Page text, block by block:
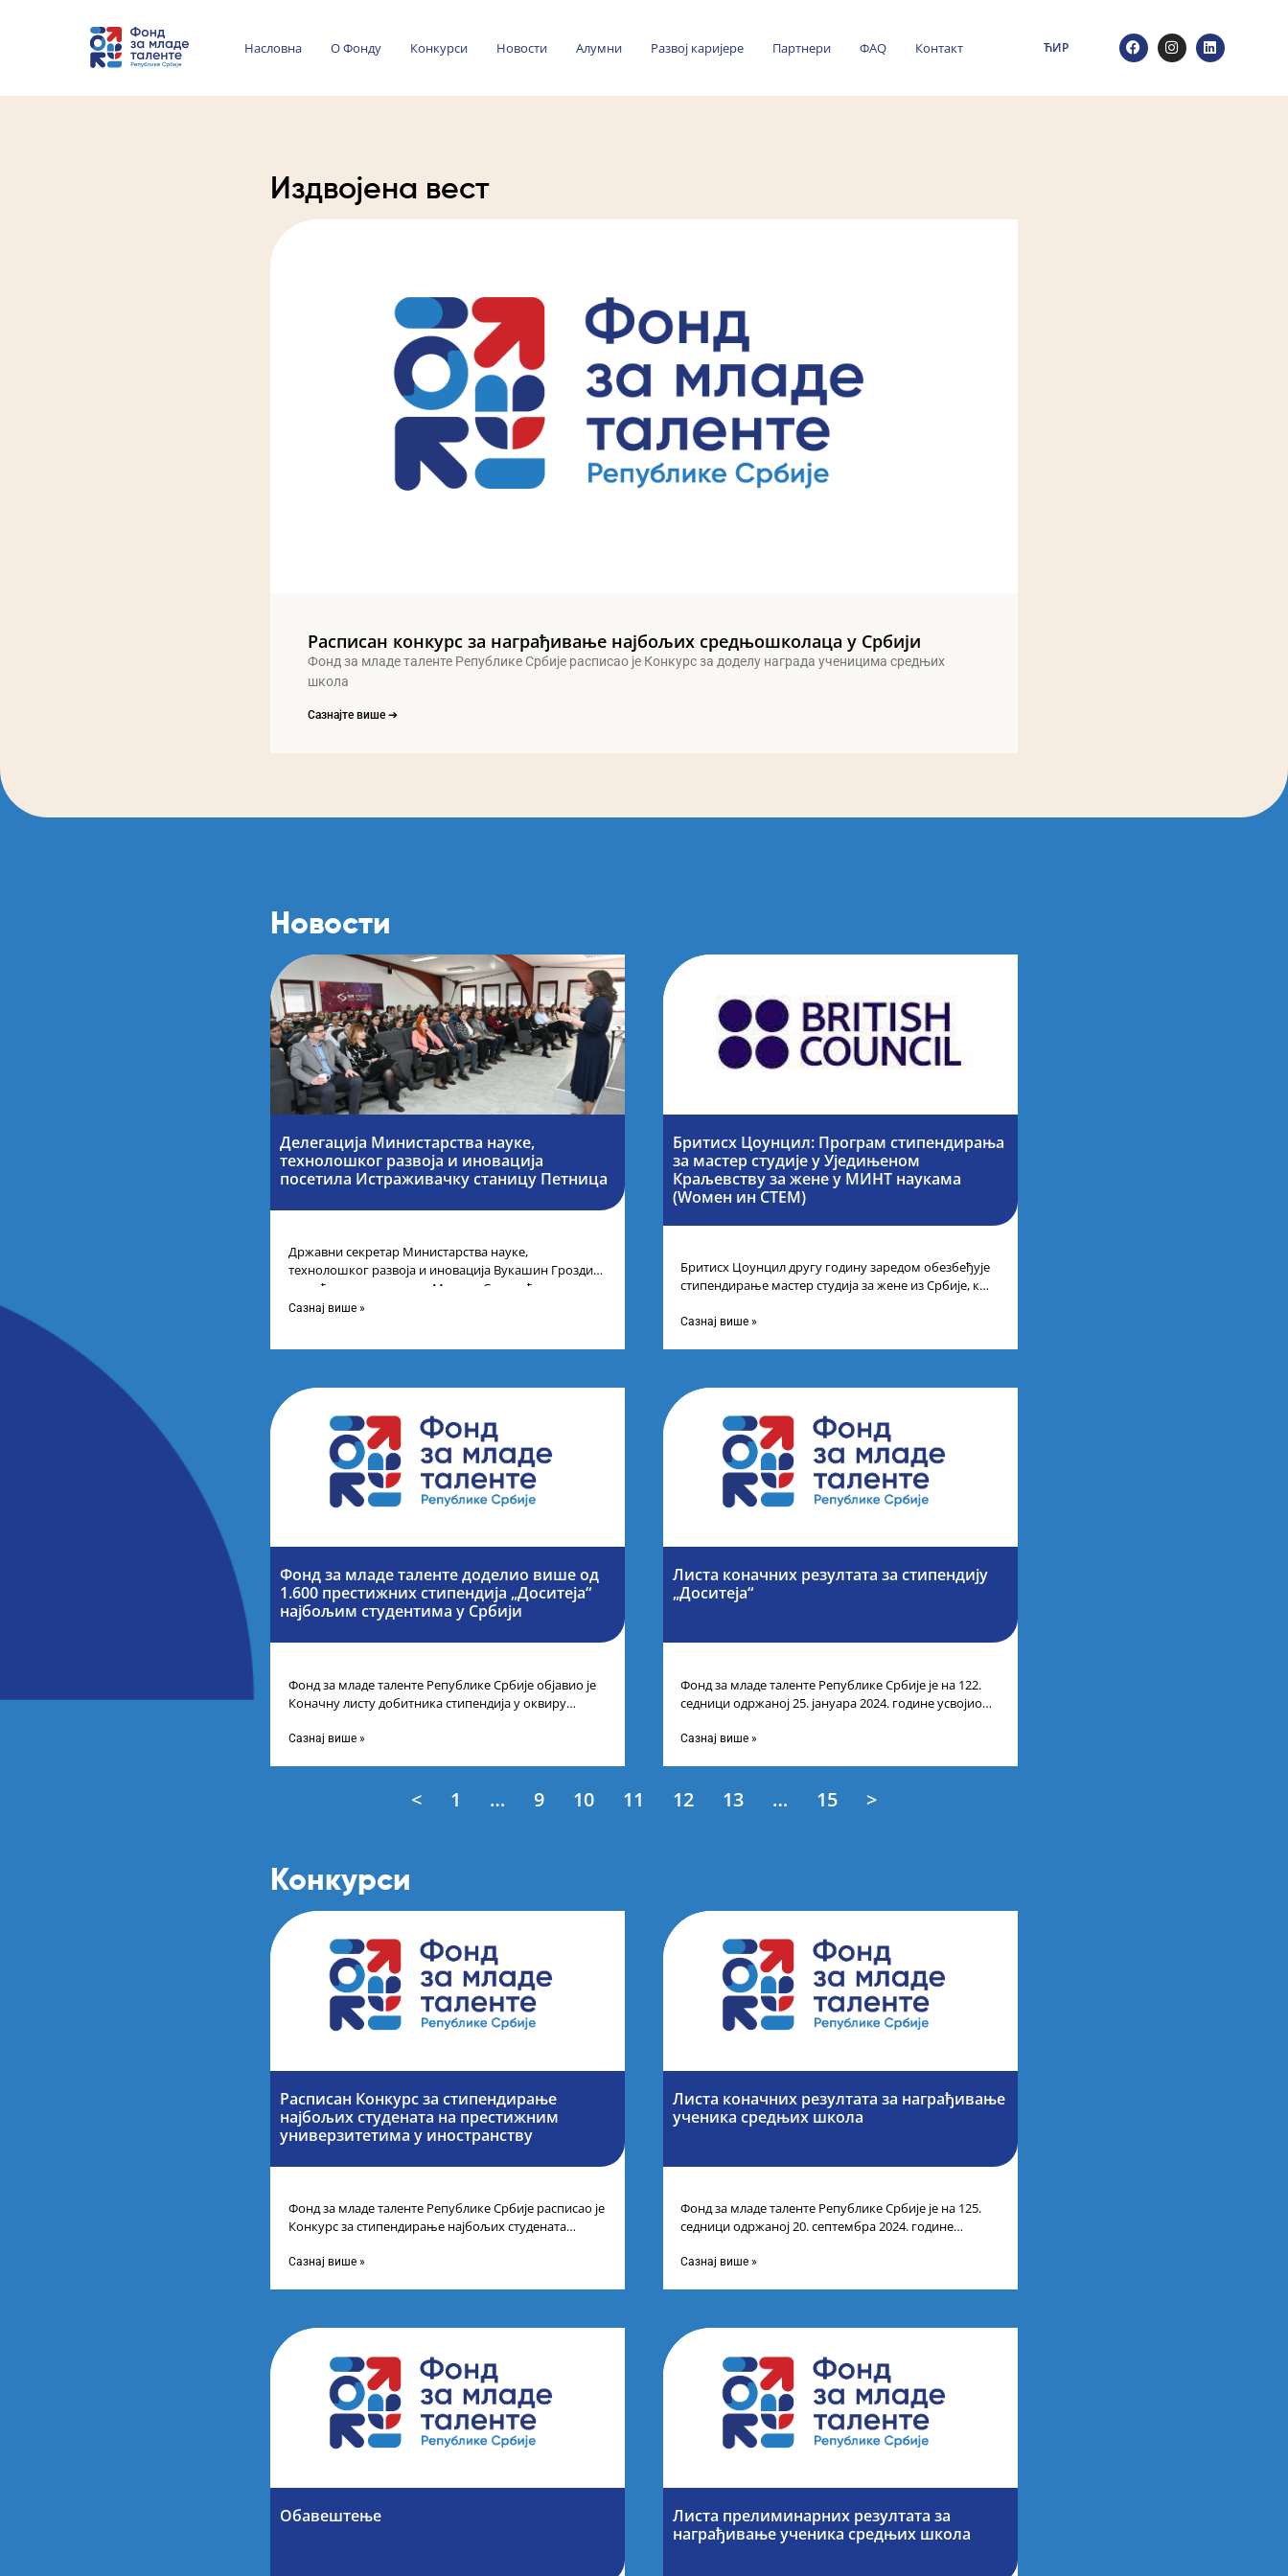
Насловна О Фонду Конкурси Новости Алумни Развој каријере Партнери ФАQ Контакт ЋИР
Издвојена вест
Расписан конкурс за награђивање најбољих средњошколаца у Србији
Фонд за младе таленте Републике Србије расписао је Конкурс за доделу награда ученицима средњих
школа
Сазнајте више ➔
Новости
Делегација Министарства науке,
технолошког развоја и иновација
посетила Истраживачку станицу Петница
Државни секретар Министарства науке,
технолошког развоја и иновација Вукашин Гроздић,
помоћник министра др Марина Соковић и
представници Центра за промоцију
Сазнај више »
Бритисх Цоунцил: Програм стипендирања
за мастер студије у Уједињеном
Краљевству за жене у МИНТ наукама
(Wомен ин СТЕМ)
Бритисх Цоунцил другу годину заредом обезбеђује
стипендирање мастер студија за жене из Србије, које
Сазнај више »
Фонд за младе таленте доделио више од
1.600 престижних стипендија „Доситеја“
најбољим студентима у Србији
Фонд за младе таленте Републике Србије објавио је
Коначну листу добитника стипендија у оквиру
завршне
Сазнај више »
Листа коначних резултата за стипендију
„Доситеја“
Фонд за младе таленте Републике Србије је на 122.
седници одржаној 25. јануара 2024. године усвојио
Сазнај више »
< 1 … 9 10 11 12 13 … 15 >
Конкурси
Расписан Конкурс за стипендирање
најбољих студената на престижним
универзитетима у иностранству
Фонд за младе таленте Републике Србије расписао је
Конкурс за стипендирање најбољих студената
Сазнај више »
Листа коначних резултата за награђивање
ученика средњих школа
Фонд за младе таленте Републике Србије је на 125.
седници одржаној 20. септембра 2024. године
Сазнај више »
Обавештење
Листа прелиминарних резултата за
награђивање ученика средњих школа